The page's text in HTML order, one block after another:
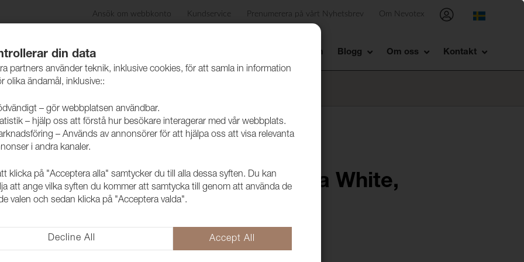
Ansök om webbkonto Kundservice Prenumerera på vårt Nyhetsbrev Om Nevotex
Produkter Skötselråd Showroom Blogg Om oss Kontakt
Sjukhusväv Medica White,
140cm
Sjukhusväv Medica
din data
partners använder teknik, inklusive cookies, för att samla in information
olika ändamål, inklusive::
– gör webbplatsen användbar.
– hjälp oss att förstå hur besökare interagerar med vår webbplats.
– Används av annonsörer för att hjälpa oss att visa relevanta
i andra kanaler.
klicka på "Acceptera alla" samtycker du till alla dessa syften. Du kan
att ange vilka syften du kommer att samtycka till genom att använda de
valen och sedan klicka på "Acceptera valda".
Decline All Accept All